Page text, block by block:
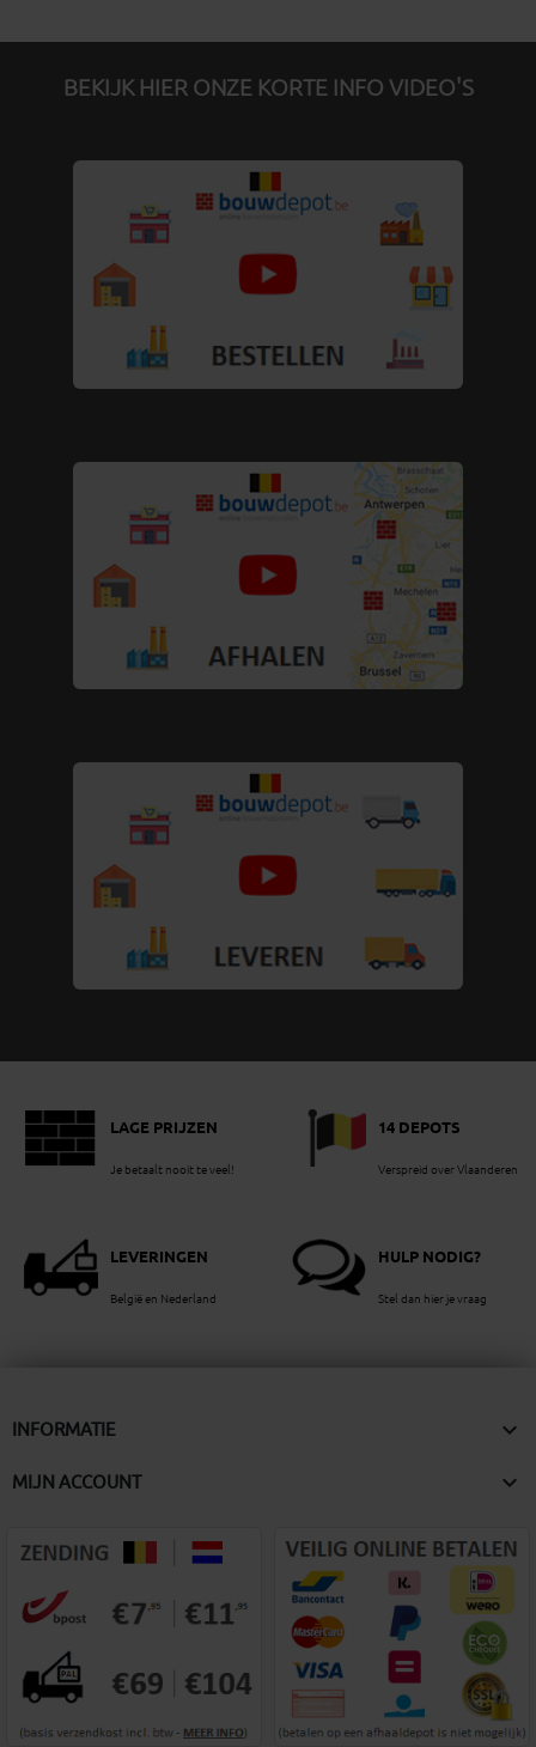
BEKIJK HIER ONZE KORTE INFO VIDEO'S
LAGE PRIJZEN
Je betaalt nooit te veel!
14 DEPOTS
Verspreid over Vlaanderen
LEVERINGEN
België en Nederland
HULP NODIG?
Stel dan hier je vraag
INFORMATIE 
MIJN ACCOUNT 